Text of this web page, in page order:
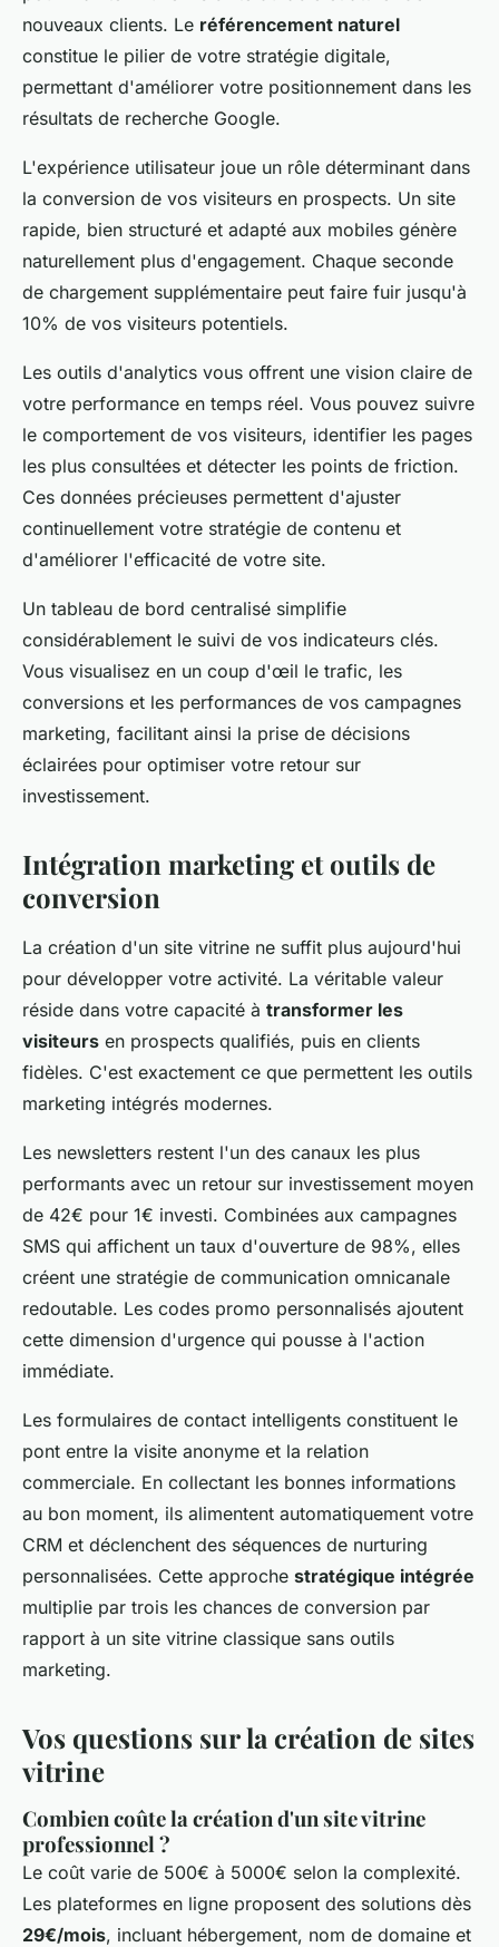
nouveaux clients. Le référencement naturel
constitue le pilier de votre stratégie digitale,
permettant d'améliorer votre positionnement dans les
résultats de recherche Google.
L'expérience utilisateur joue un rôle déterminant dans
la conversion de vos visiteurs en prospects. Un site
rapide, bien structuré et adapté aux mobiles génère
naturellement plus d'engagement. Chaque seconde
de chargement supplémentaire peut faire fuir jusqu'à
10% de vos visiteurs potentiels.
Les outils d'analytics vous offrent une vision claire de
votre performance en temps réel. Vous pouvez suivre
le comportement de vos visiteurs, identifier les pages
les plus consultées et détecter les points de friction.
Ces données précieuses permettent d'ajuster
continuellement votre stratégie de contenu et
d'améliorer l'efficacité de votre site.
Un tableau de bord centralisé simplifie
considérablement le suivi de vos indicateurs clés.
Vous visualisez en un coup d'œil le trafic, les
conversions et les performances de vos campagnes
marketing, facilitant ainsi la prise de décisions
éclairées pour optimiser votre retour sur
investissement.
Intégration marketing et outils de
conversion
La création d'un site vitrine ne suffit plus aujourd'hui
pour développer votre activité. La véritable valeur
réside dans votre capacité à transformer les
visiteurs en prospects qualifiés, puis en clients
fidèles. C'est exactement ce que permettent les outils
marketing intégrés modernes.
Les newsletters restent l'un des canaux les plus
performants avec un retour sur investissement moyen
de 42€ pour 1€ investi. Combinées aux campagnes
SMS qui affichent un taux d'ouverture de 98%, elles
créent une stratégie de communication omnicanale
redoutable. Les codes promo personnalisés ajoutent
cette dimension d'urgence qui pousse à l'action
immédiate.
Les formulaires de contact intelligents constituent le
pont entre la visite anonyme et la relation
commerciale. En collectant les bonnes informations
au bon moment, ils alimentent automatiquement votre
CRM et déclenchent des séquences de nurturing
personnalisées. Cette approche stratégique intégrée
multiplie par trois les chances de conversion par
rapport à un site vitrine classique sans outils
marketing.
Vos questions sur la création de sites
vitrine
Combien coûte la création d'un site vitrine
professionnel ?
Le coût varie de 500€ à 5000€ selon la complexité.
Les plateformes en ligne proposent des solutions dès
29€/mois, incluant hébergement, nom de domaine et